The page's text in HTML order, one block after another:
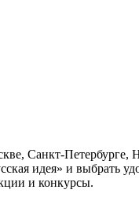
Санкт-
идея» и выбрать
и конкурсы.